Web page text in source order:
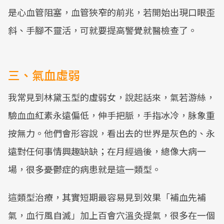
是心血管阻塞，血管狹窄的前兆，若開始出現口眼歪
斜、手腳不靈活，可就要提高警覺就醫檢查了。
三、氣血虛弱
我常見到林黛玉型的虛弱女，說起話來，氣若游絲，
驗血血紅素永遠偏低，伸手把脈，手指冰冷，脉象重
按無力。他們會形容說，看出去的世界是灰色的、永
遠對任何事情興趣缺缺；在月經過後，總像大病一
場，很多憂鬱症的病患就是這一類型。
這類型治療，其實短期最容易見到效果「補血先補
氣，血行風自滅」加上百會穴溫灸提氣，很多在一個